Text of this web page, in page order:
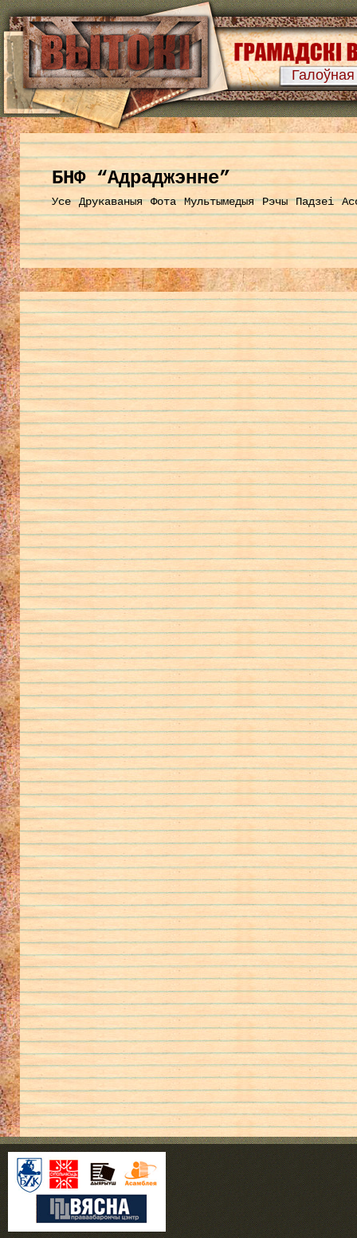
Галоўная
БНФ “Адраджэнне”
Усе Друкаваныя Фота Мультымедыя Рэчы Падзеі